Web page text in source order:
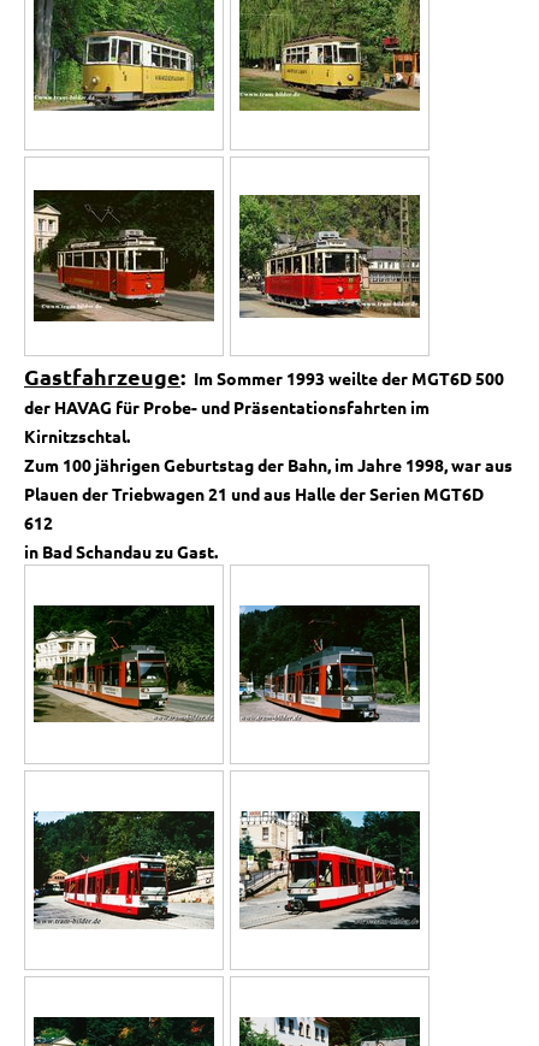
Gastfahrzeuge: Im Sommer 1993 weilte der MGT6D 500
der HAVAG für Probe- und Präsentationsfahrten im
Kirnitzschtal.
Zum 100 jährigen Geburtstag der Bahn, im Jahre 1998, war aus
Plauen der Triebwagen 21 und aus Halle derSerien MGT6D
612
in Bad Schandau zu Gast.